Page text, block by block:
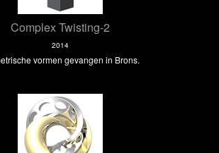
Complex Twisting-2
2014
vormen gevangen in Brons.